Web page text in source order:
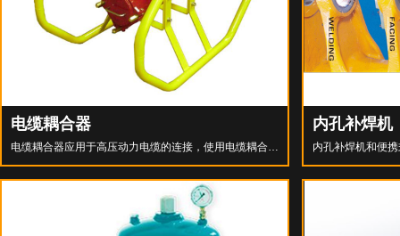
电缆耦合器
电缆耦合器应用于高压动力电缆的连接，使用电缆耦合器
能保证电缆与电缆、电缆与设备之间快速和安全的分开和
对接。电缆耦合器的应用使电缆的寿命更长，人员的操作
更安全，降低了由于供电回路问题造成的停机时间。
内孔补焊机
内孔补焊机和便
备。补焊机和便
中来完成补焊和